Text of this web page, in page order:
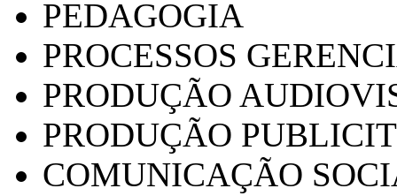
PEDAGOGIA
PROCESSOS
PRODUÇÃO
PRODUÇÃO
COMUNICAÇÃO